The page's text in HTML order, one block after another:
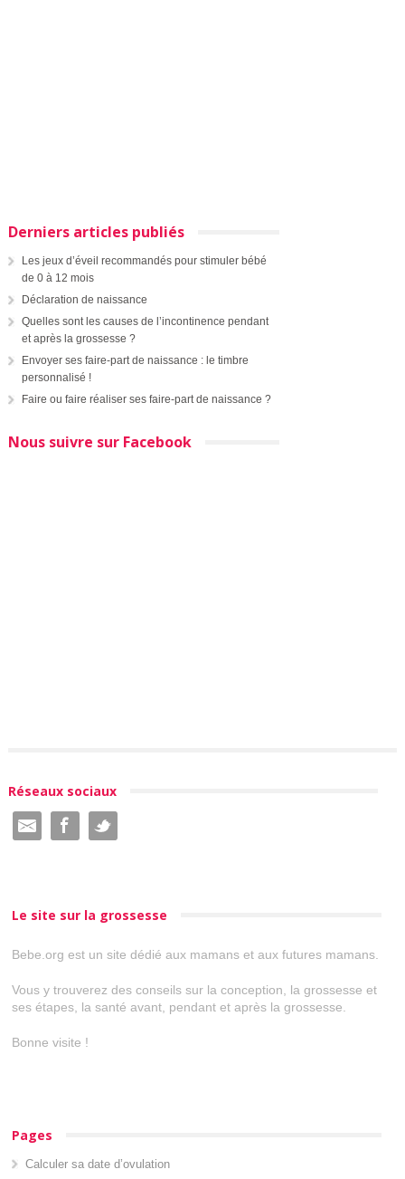
Derniers articles publiés
Les jeux d’éveil recommandés pour stimuler bébé
de 0 à 12 mois
Déclaration de naissance
Quelles sont les causes de l’incontinence pendant
et après la grossesse ?
Envoyer ses faire-part de naissance : le timbre
personnalisé !
Faire ou faire réaliser ses faire-part de naissance ?
Nous suivre sur Facebook
Réseaux sociaux
Le site sur la grossesse
Bebe.org est un site dédié aux mamans et aux futures mamans.
Vous y trouverez des conseils sur la conception, la grossesse et
ses étapes, la santé avant, pendant et après la grossesse.
Bonne visite !
Pages
Calculer sa date d’ovulation